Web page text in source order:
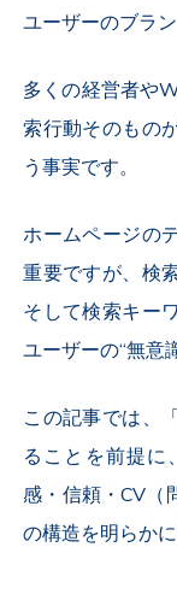
ユーザーのブラ
多くの経営者や
索行動そのもの
う事実です。
ホームページの
重要ですが、検
そして検索キー
ユーザーの“無意
この記事では、
ることを前提に
感・信頼・CV（
の構造を明らか